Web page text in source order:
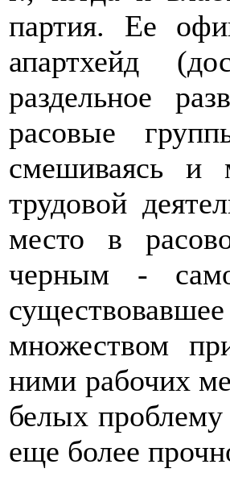
партия. Ее
апартхейд
раздельное
расовые
смешиваясь и
трудовой
место в
черным -
множеством
ними рабочих
белых
еще более